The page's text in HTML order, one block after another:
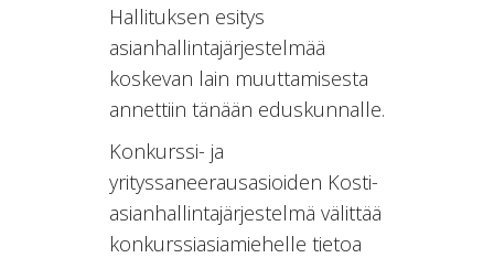
Hallituksen esitys
asianhallintajärjestelmää
koskevan lain muuttamisesta
annettiin tänään eduskunnalle.
Konkurssi- ja
yrityssaneerausasioiden Kosti-
asianhallintajärjestelmä välittää
konkurssiasiamiehelle tietoa